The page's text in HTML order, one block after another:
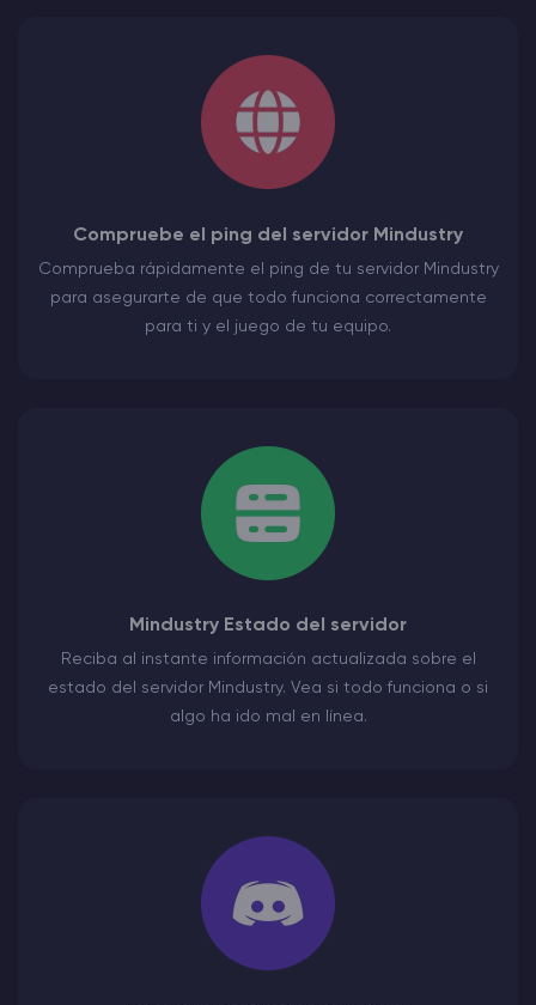
Compruebe el ping del servidor Mindustry
Comprueba rápidamente el ping de tu servidor Mindustry
para asegurarte de que todo funciona correctamente
para ti y el juego de tu equipo.
Mindustry Estado del servidor
Reciba al instante información actualizada sobre el
estado del servidor Mindustry. Vea si todo funciona o si
algo ha ido mal en línea.